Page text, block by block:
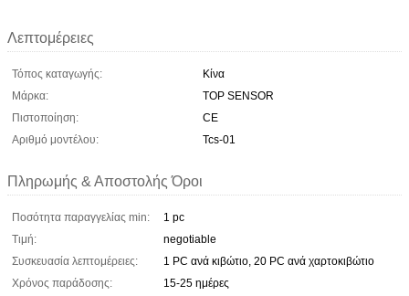
Λεπτομέρειες
Τόπος καταγωγής:
Κίνα
Μάρκα:
TOP SENSOR
Πιστοποίηση:
CE
Αριθμό μοντέλου:
Tcs-01
Πληρωμής & Αποστολής Όροι
Ποσότητα παραγγελίας min:
1 pc
Τιμή:
negotiable
Συσκευασία λεπτομέρειες:
1 PC ανά κιβώτιο, 20 PC ανά χαρτοκιβώτιο
Χρόνος παράδοσης:
15-25 ημέρες